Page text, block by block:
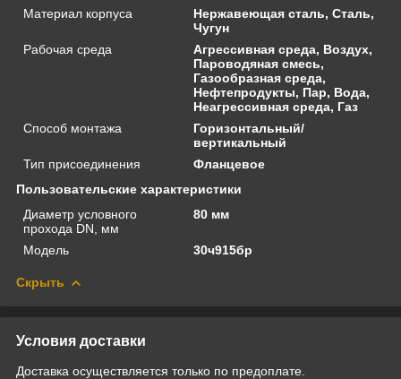
Материал корпуса
Нержавеющая сталь, Сталь,
Чугун
Рабочая среда
Агрессивная среда, Воздух,
Пароводяная смесь,
Газообразная среда,
Нефтепродукты, Пар, Вода,
Неагрессивная среда, Газ
Способ монтажа
Горизонтальный/
вертикальный
Тип присоединения
Фланцевое
Пользовательские характеристики
Диаметр условного
прохода DN, мм
80 мм
Модель 30ч915бр
Скрыть
Условия доставки
Доставка осуществляется только по предоплате.